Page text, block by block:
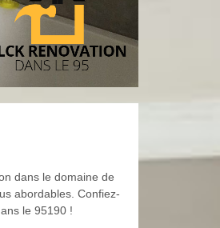
dans le domaine de
abordables. Confiez-
le 95190 !